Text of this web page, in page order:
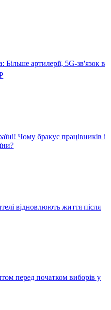
Більше артилерії, 5G-зв'язок в
Чому бракує працівників і
відновлюють життя після
перед початком виборів у